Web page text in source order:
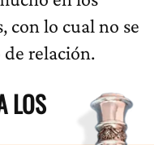
con lo cual no se
relación.
LOS